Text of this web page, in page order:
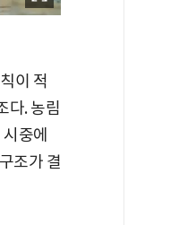
이 적
다. 농림
중에
조가 결